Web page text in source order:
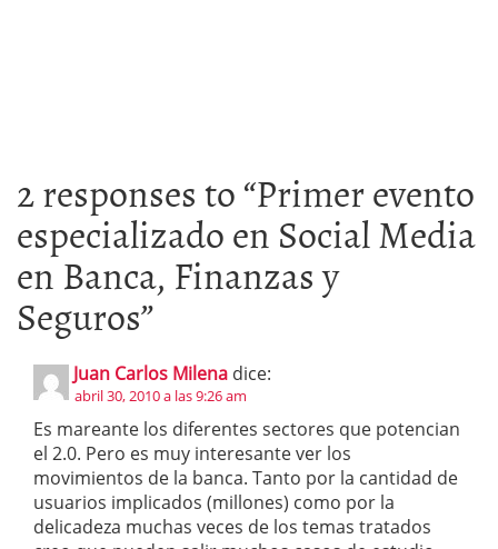
2 responses to “Primer evento
especializado en Social Media
en Banca, Finanzas y
Seguros”
Juan Carlos Milena dice:
abril 30, 2010 a las 9:26 am
Es mareante los diferentes sectores que potencian
el 2.0. Pero es muy interesante ver los
movimientos de la banca. Tanto por la cantidad de
usuarios implicados (millones) como por la
delicadeza muchas veces de los temas tratados